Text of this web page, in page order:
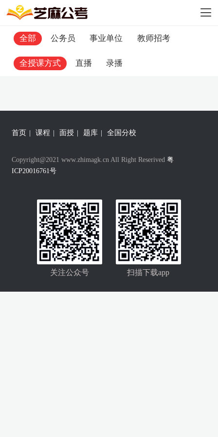
全部 公务员 事业单位 教师招考
全授课方式 直播 录播
首页 | 课程 | 面授 | 题库 | 全国分校
Copyright@2021 www.zhimagk.cn All Right Reserived 粤
ICP20016761号
关注公众号 扫描下载app